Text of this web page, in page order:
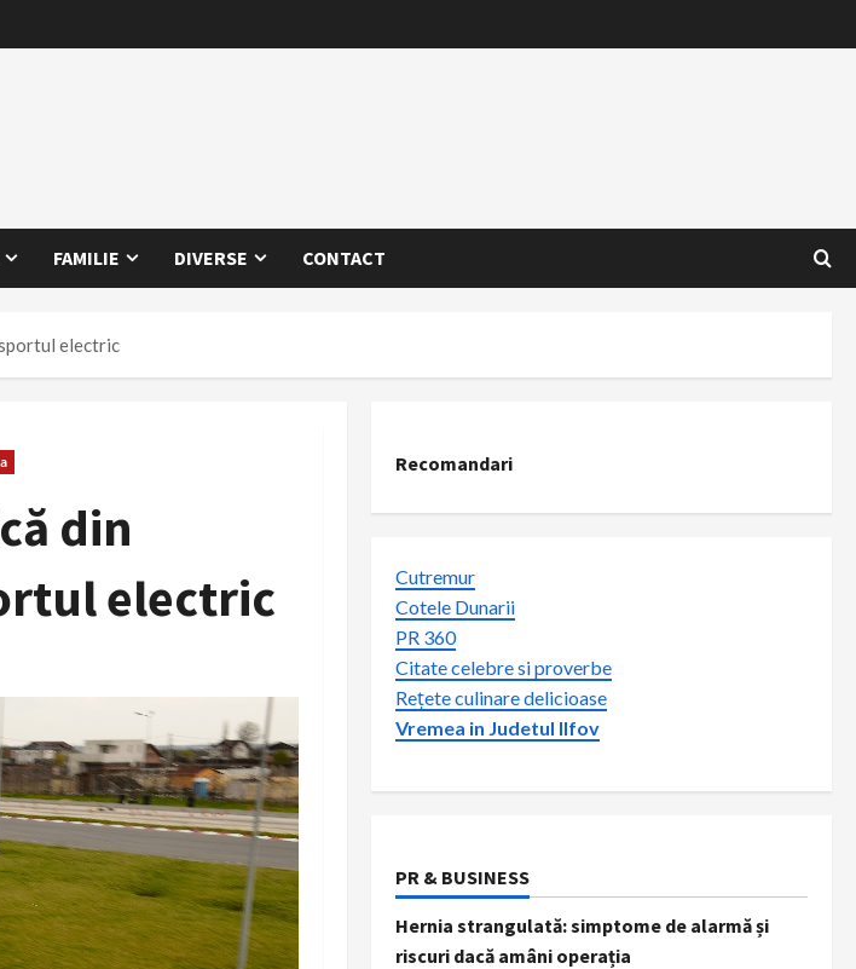
FAMILIE DIVERSE CONTACT
electric
din
electric
Recomandari
Cutremur
Cotele Dunarii
PR 360
Citate celebre si proverbe
Rețete culinare delicioase
Vremea in Judetul Ilfov
PR & BUSINESS
Hernia strangulată: simptome de alarmă și
riscuri dacă amâni operația